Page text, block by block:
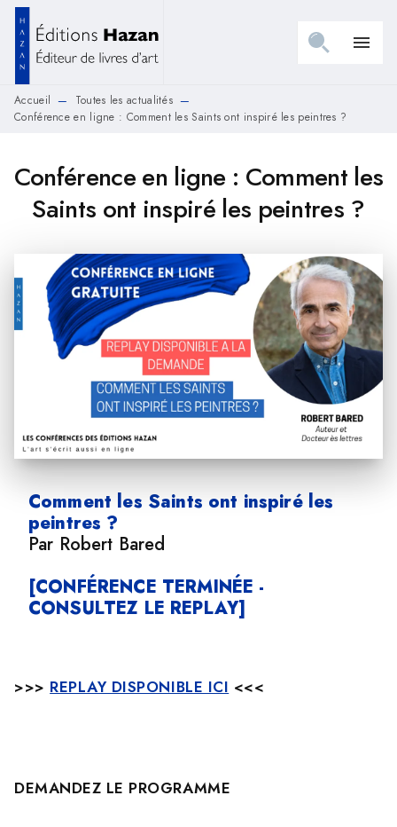
MENU RECHERCHE
PIED DE PAGE
menu
Accueil — Toutes les actualités —
Conférence en ligne : Comment les Saints ont inspiré les peintres ?
Conférence en ligne : Comment les
Saints ont inspiré les peintres ?
Comment les Saints ont inspiré les
peintres ?
Par Robert Bared
[CONFÉRENCE TERMINÉE -
CONSULTEZ LE REPLAY]
>>> REPLAY DISPONIBLE ICI <<<
DEMANDEZ LE PROGRAMME